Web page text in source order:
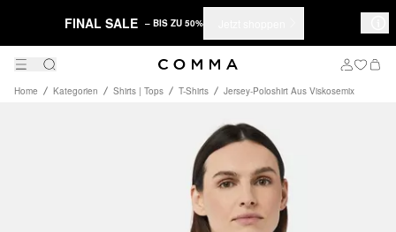
FINAL SALE – BIS ZU 50%
Home Kategorien Shirts | Tops T-Shirts Jersey-Poloshirt Aus Viskosemix